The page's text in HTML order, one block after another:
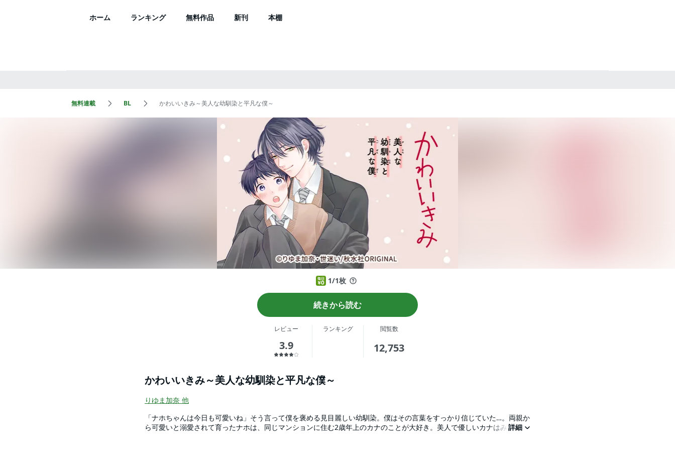
ホーム ランキング 無料作品 新刊 本棚
無料連載 BL かわいいきみ～美人な幼馴染と平凡な僕～
1/1枚
続きから読む
レビュー ランキング 閲覧数
3.9 12,753
かわいいきみ～美人な幼馴染と平凡な僕～
りゆま加奈 他
「ナホちゃんは今日も可愛いね」そう言って僕を褒める見目麗しい幼馴染。僕はその言葉をすっかり信じていた…。両親か
ら可愛いと溺愛されて育ったナホは、同じマンションに住む2歳年上のカナのことが大好き。美人で優しいカナはみんなの
詳細